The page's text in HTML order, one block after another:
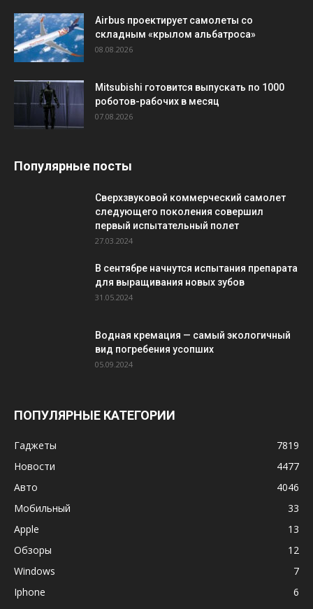
Airbus проектирует самолеты со
складным «крылом альбатроса»
08.08.2026
Mitsubishi готовится выпускать по 1000
роботов-рабочих в месяц
07.08.2026
Популярные посты
Сверхзвуковой коммерческий самолет
следующего поколения совершил
первый испытательный полет
27.03.2024
В сентябре начнутся испытания препарата
для выращивания новых зубов
31.05.2024
Водная кремация — самый экологичный
вид погребения усопших
05.09.2024
ПОПУЛЯРНЫЕ КАТЕГОРИИ
Гаджеты
7819
Новости
4477
Авто
4046
Мобильный
33
Apple
13
Обзоры
12
Windows
7
Iphone
6